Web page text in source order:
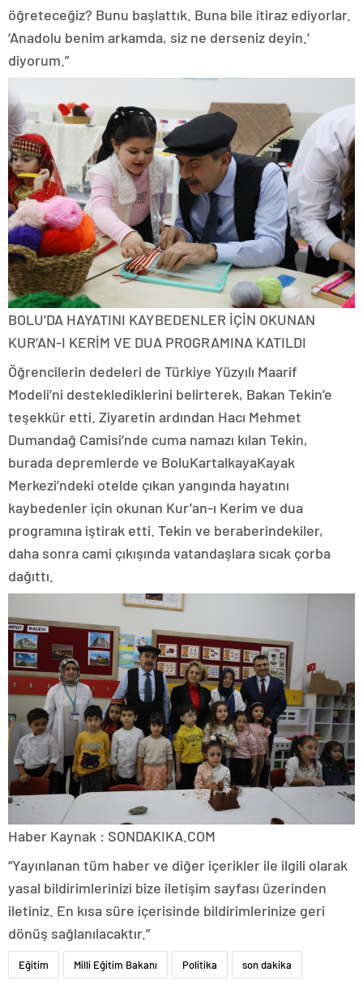
öğreteceğiz? Bunu başlattık. Buna bile itiraz ediyorlar.
‘Anadolu benim arkamda, siz ne derseniz deyin.’
diyorum.”
BOLU’DA HAYATINI KAYBEDENLER İÇİN OKUNAN
KUR’AN-I KERİM VE DUA PROGRAMINA KATILDI
Öğrencilerin dedeleri de Türkiye Yüzyılı Maarif
Modeli’ni desteklediklerini belirterek, Bakan Tekin’e
teşekkür etti. Ziyaretin ardından Hacı Mehmet
Dumandağ Camisi’nde cuma namazı kılan Tekin,
burada depremlerde ve BoluKartalkayaKayak
Merkezi’ndeki otelde çıkan yangında hayatını
kaybedenler için okunan Kur’an-ı Kerim ve dua
programına iştirak etti. Tekin ve beraberindekiler,
daha sonra cami çıkışında vatandaşlara sıcak çorba
dağıttı.
Haber Kaynak : SONDAKIKA.COM
“Yayınlanan tüm haber ve diğer içerikler ile ilgili olarak
yasal bildirimlerinizi bize iletişim sayfası üzerinden
iletiniz. En kısa süre içerisinde bildirimlerinize geri
dönüş sağlanılacaktır.”
Eğitim Milli Eğitim Bakanı Politika son dakika